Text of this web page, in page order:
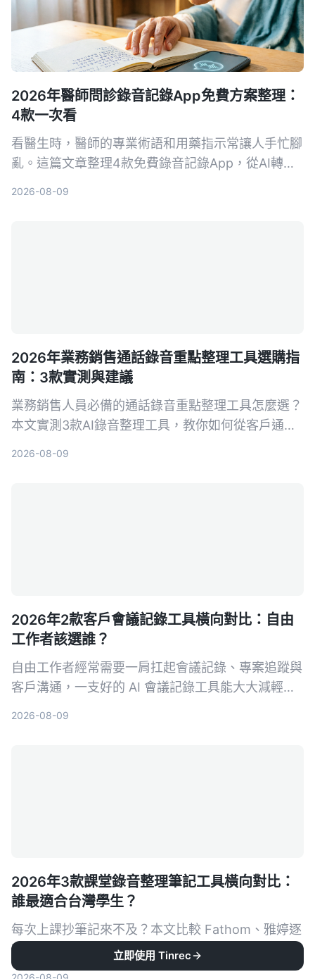
2026年醫師問診錄音記錄App免費方案整理：
4款一次看
看醫生時，醫師的專業術語和用藥指示常讓人手忙腳
亂。這篇文章整理4款免費錄音記錄App，從AI轉文
2026-08-09
2026年業務銷售通話錄音重點整理工具選購指
南：3款實測與建議
業務銷售人員必備的通話錄音重點整理工具怎麼選？
本文實測3款AI錄音整理工具，教你如何從客戶通話
2026-08-09
2026年2款客戶會議記錄工具橫向對比：自由
工作者該選誰？
自由工作者經常需要一肩扛起會議記錄、專案追蹤與
客戶溝通，一支好的 AI 會議記錄工具能大大減輕負
2026-08-09
2026年3款課堂錄音整理筆記工具橫向對比：
誰最適合台灣學生？
每次上課抄筆記來不及？本文比較 Fathom、雅婷逐
字稿與 Tinrec 這三款 AI 錄音轉文字工具，從免費額
度、中文辨識、AI 摘要功能到跨平台支援，幫你找
立即使用 Tinrec